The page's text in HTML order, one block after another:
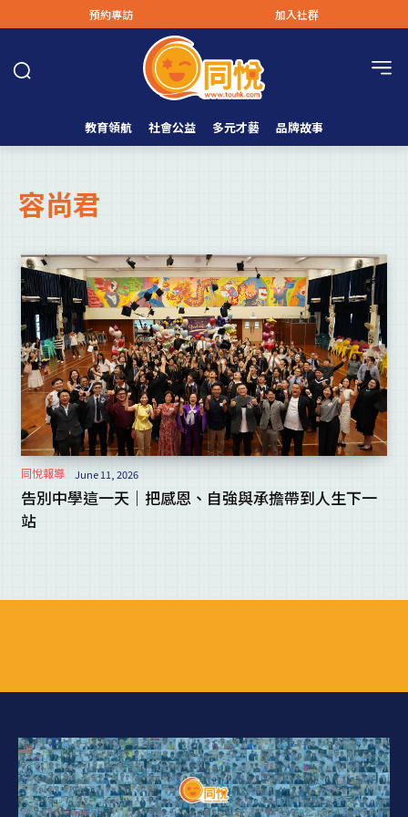
預約專訪 加入社群
教育領航 社會公益 多元才藝 品牌故事
容尚君
同悅報導 June 11, 2026
告別中學這一天｜把感恩、自強與承擔帶到人生下一
站